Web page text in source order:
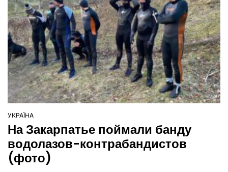
ОПУБЛІКУВАТИ
У
УКРАЇНА
На Закарпатье поймали банду
водолазов-контрабандистов
(фото)